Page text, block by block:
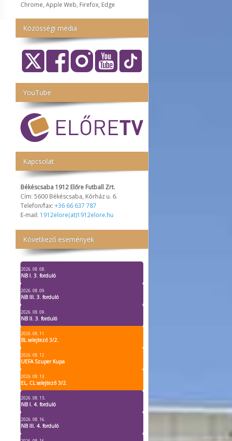
Chrome, Apple Web, Firefox, Edge
Közösségi média
YouTube
Kapcsolat
Békéscsaba 1912 Előre Futball Zrt.
Cím: 5600 Békéscsaba, Kórház u. 6.
Telefon/fax: +36 66 637 787
E-mail: 1912elore(at)1912elore.hu
Következő események
2026. 08. 08.
NB I. 3. forduló
2026. 08. 09.
NB III. 3. forduló
2026. 08. 09.
NB II. 3. forduló
2026. 08. 11.
BL selejtező 3/2.
2026. 08. 12.
UEFA Szuper Kupa
2026. 08. 13.
EL, CL selejtező 3/2.
2026. 08. 15.
NB I. 4. forduló
2026. 08. 16.
NB III. 4. forduló